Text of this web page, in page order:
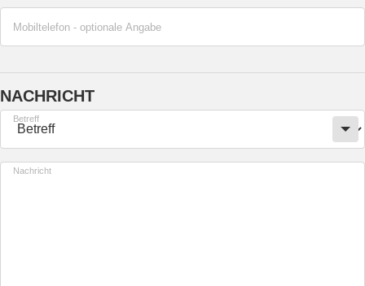
Mobiltelefon - optionale Angabe
NACHRICHT
Betreff
Nachricht